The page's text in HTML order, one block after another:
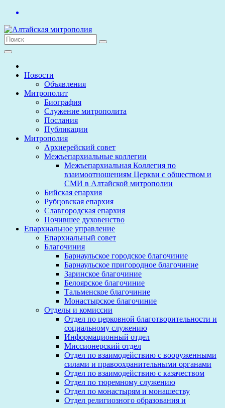
Перейти
содержимому
Новости
Объявления
Митрополит
Биография
Служение митрополита
Послания
Публикации
Митрополия
Архиерейский совет
Межъепархиальные коллегии
Межъепархиальная Коллегия по
взаимоотношениям Церкви с обществом и
СМИ в Алтайской митрополии
Бийская епархия
Рубцовская епархия
Славгородская епархия
Почившее духовенство
Епархиальное управление
Епархиальный совет
Благочиния
Барнаульское городское благочиние
Барнаульское пригородное благочиние
Заринское благочиние
Белоярское благочиние
Тальменское благочиние
Монастырское благочиние
Отделы и комиссии
Отдел по церковной благотворительности и
социальному служению
Информационный отдел
Миссионерский отдел
Отдел по взаимодействию с вооруженными
силами и правоохранительными органами
Отдел по взаимодействию с казачеством
Отдел по тюремному служению
Отдел по монастырям и монашеству
Отдел религиозного образования и